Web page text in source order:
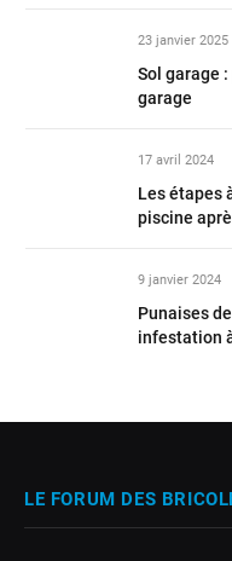
23 janvier 2025
Sol garage
garage
17 avril 2024
Les étapes
piscine
9 janvier 2024
Punaises
infestation
LE FORUM DES